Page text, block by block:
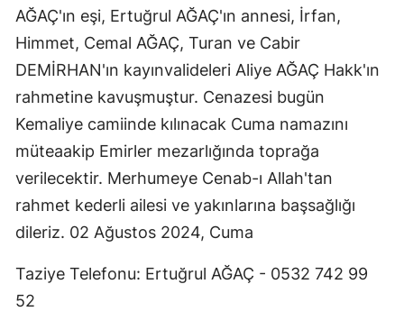
Giresun
Gümüşhane
Hakkari
Hatay
Isparta
Mersin
İstanbul
İzmir
AĞAÇ'ın eşi, Ertuğrul AĞAÇ'ın annesi, İrfan,
Himmet, Cemal AĞAÇ, Turan ve Cabir
DEMİRHAN'ın kayınvalideleri Aliye AĞAÇ Hakk'ın
rahmetine kavuşmuştur. Cenazesi bugün
Kemaliye camiinde kılınacak Cuma namazını
müteaakip Emirler mezarlığında toprağa
verilecektir. Merhumeye Cenab-ı Allah'tan
rahmet kederli ailesi ve yakınlarına başsağlığı
dileriz. 02 Ağustos 2024, Cuma
Taziye Telefonu: Ertuğrul AĞAÇ - 0532 742 99
52